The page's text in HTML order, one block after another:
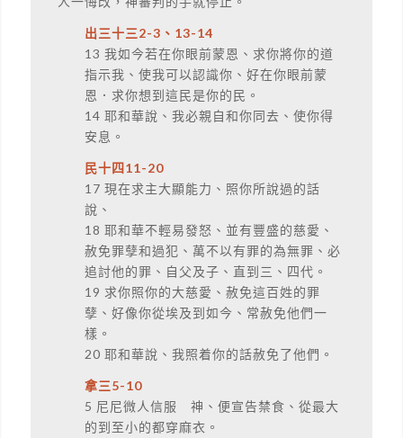
出三十三2-3、13-14
13 我如今若在你眼前蒙恩、求你將你的道
指示我、使我可以認識你、好在你眼前蒙
恩．求你想到這民是你的民。
14 耶和華說、我必親自和你同去、使你得
安息。
民十四11-20
17 現在求主大顯能力、照你所說過的話
說、
18 耶和華不輕易發怒、並有豐盛的慈愛、
赦免罪孽和過犯、萬不以有罪的為無罪、必
追討他的罪、自父及子、直到三、四代。
19 求你照你的大慈愛、赦免這百姓的罪
孽、好像你從埃及到如今、常赦免他們一
樣。
20 耶和華說、我照着你的話赦免了他們。
拿三5-10
5 尼尼微人信服 神、便宣告禁食、從最大
的到至小的都穿麻衣。